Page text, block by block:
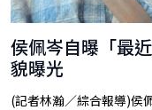
侯佩岑自曝「最
貌曝光
(記者林瀚／綜合報導)侯